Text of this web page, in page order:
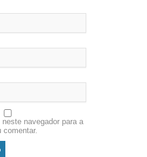
navegador para a
comentar.